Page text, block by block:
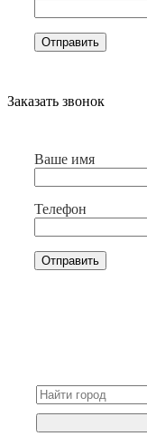
Заказать звонок
Ваше имя
Телефон